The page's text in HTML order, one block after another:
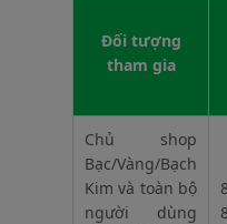
Đối tượng
tham gia
Chủ shop
Bạc/Vàng/Bạch
Kim và toàn bộ
người dùng